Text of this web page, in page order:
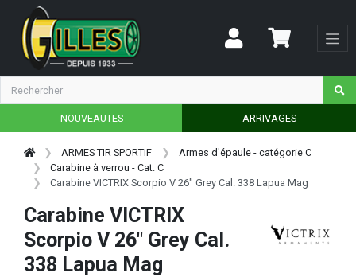
NOUVEAUTES ARRIVAGES
ARMES TIR SPORTIF
Armes d'épaule - catégorie C
Carabine à verrou - Cat. C
Carabine VICTRIX Scorpio V 26" Grey Cal. 338 Lapua Mag
Carabine VICTRIX
Scorpio V 26" Grey Cal.
338 Lapua Mag